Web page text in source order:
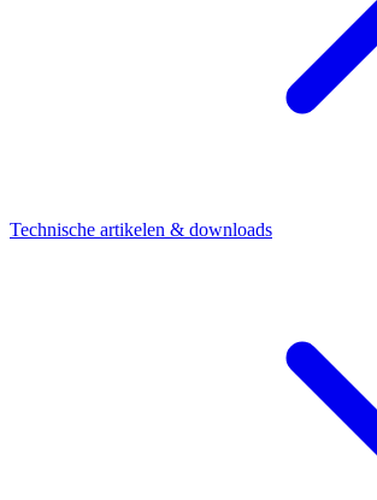
Technische artikelen & downloads